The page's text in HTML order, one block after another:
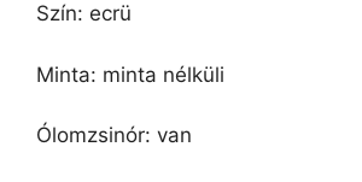
Szín: ecrü
Minta: minta nélküli
Ólomzsinór: van